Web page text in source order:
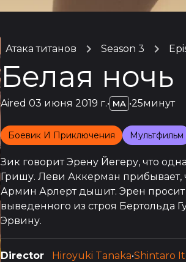
Атака титанов Season 3
Белая ночь
Aired 03 июня 2019 г.• MA •25минут
Боевик И Приключения Мультфильм
Зик говорит Эрену Йегеру, что
Гришу. Леви Аккерман прибывает,
Армин Арлерт дышит. Эрен просит
выведенного из строя
Эрвину.
Director Hiroyuki Tanaka•Shintaro